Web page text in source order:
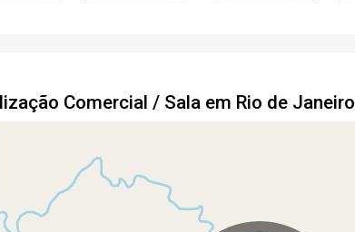
Comercial / Sala em Rio de Janeiro